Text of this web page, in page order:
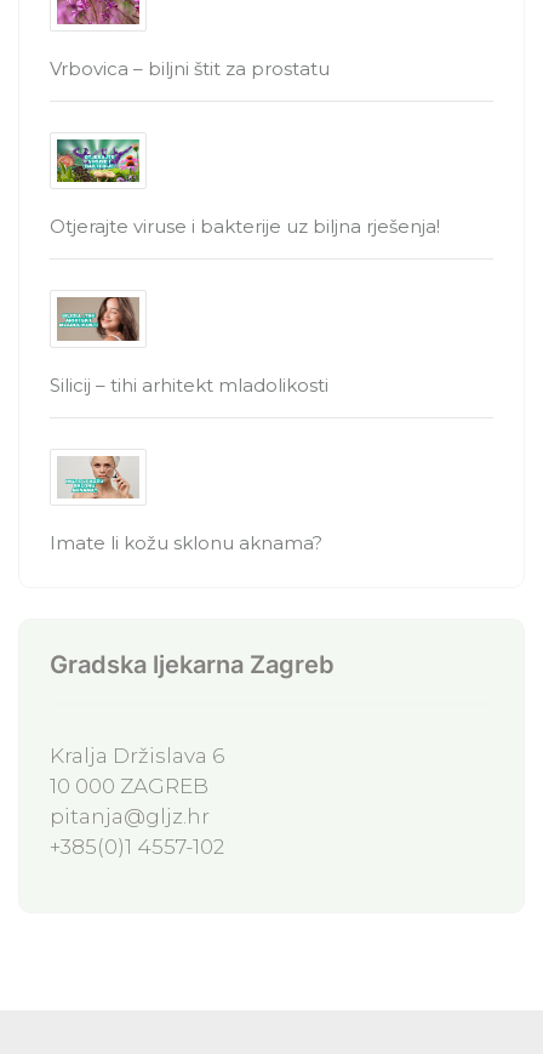
Vrbovica – biljni štit za prostatu
Otjerajte viruse i bakterije uz biljna rješenja!
Silicij – tihi arhitekt mladolikosti
Imate li kožu sklonu aknama?
Gradska ljekarna Zagreb
Kralja Držislava 6
10 000 ZAGREB
pitanja@gljz.hr
+385(0)1 4557-102